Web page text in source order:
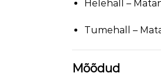
Helehall –
Tumehall –
Mõõdud